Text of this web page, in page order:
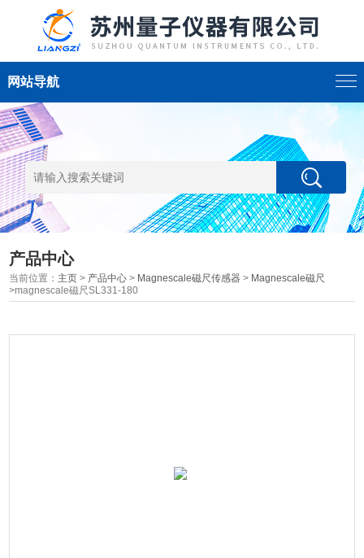
网站导航
产品中心
当前位置： 主页 > 产品中心 > Magnescale磁尺传感器 > Magnescale磁尺
>magnescale磁尺SL331-180